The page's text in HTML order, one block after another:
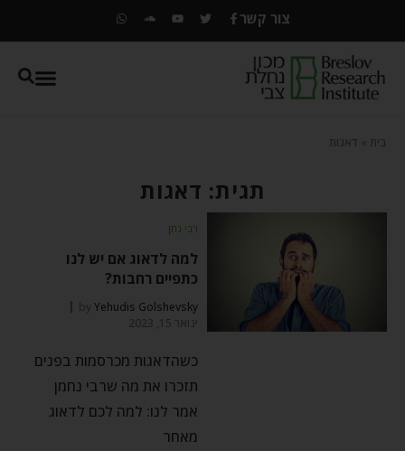
צור קשר
בית דאגות
תגית: דאגות
רבי נתן
למה לדאוג אם יש לנו
כתפיים רחבות?
byYehudis Golshevsky
ינואר 15, 2023
כשהדאגות מכרסמות בפנים
תזכרו את מה שרבי נחמן
אמר לנו: למה לכם לדאוג
מאחר